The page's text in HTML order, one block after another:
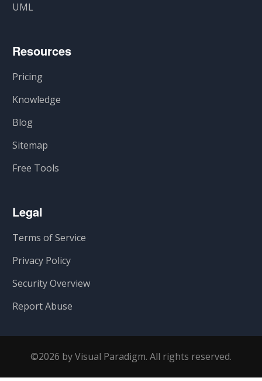
UML
Resources
Pricing
Knowledge
Blog
Sitemap
Free Tools
Legal
Terms of Service
Privacy Policy
Security Overview
Report Abuse
©2026 by Visual Paradigm. All rights reserved.